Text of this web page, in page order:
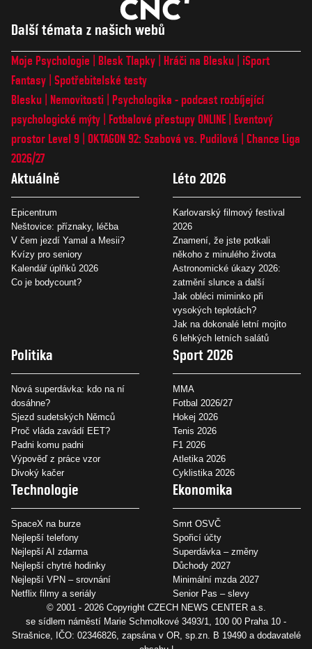
Další témata z našich webů
Moje Psychologie Blesk Tlapky Hráči na Blesku
iSport
Fantasy Spotřebitelské testy
Blesku
Nemovitosti
Psychologika - podcast rozbíjející
psychologické mýty
Fotbalové přestupy ONLINE
Eventový
prostor Level 9 OKTAGON 92: Szabová vs. Pudilová
Chance Liga
2026/27
Aktuálně
Epicentrum
Neštovice: příznaky, léčba
V čem jezdí Yamal a Mesii?
Kvízy pro seniory
Kalendář úplňků 2026
Co je bodycount?
Léto 2026
Karlovarský filmový festival
2026
Znamení, že jste potkali
někoho z minulého života
Astronomické úkazy 2026:
zatmění slunce a další
Jak obléci miminko při
vysokých teplotách?
Jak na dokonalé letní mojito
6 lehkých letních salátů
Politika
Nová superdávka: kdo na ní
dosáhne?
Sjezd sudetských Němců
Proč vláda zavádí EET?
Padni komu padni
Výpověď z práce vzor
Divoký kačer
Sport 2026
MMA
Fotbal 2026/27
Hokej 2026
Tenis 2026
F1 2026
Atletika 2026
Cyklistika 2026
Technologie
SpaceX na burze
Nejlepší telefony
Nejlepší AI zdarma
Nejlepší chytré hodinky
Nejlepší VPN – srovnání
Netflix filmy a seriály
Ekonomika
Smrt OSVČ
Spořicí účty
Superdávka – změny
Důchody 2027
Minimální mzda 2027
Senior Pas – slevy
© 2001 - 2026 Copyright CZECH NEWS CENTER a.s.
se sídlem náměstí Marie Schmolkové 3493/1, 100 00 Praha 10 -
Strašnice, IČO: 02346826, zapsána v OR, sp.zn. B 19490 a dodavatelé